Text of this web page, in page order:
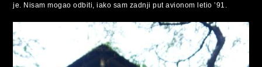
je. Nisam mogao odbiti, iako sam zadnji put avionom letio ’91.